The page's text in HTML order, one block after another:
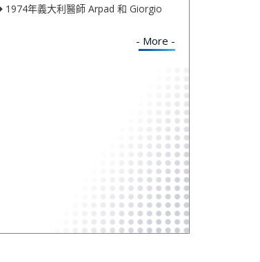
年義大利醫師 Arpad 和 Giorgio
- More -